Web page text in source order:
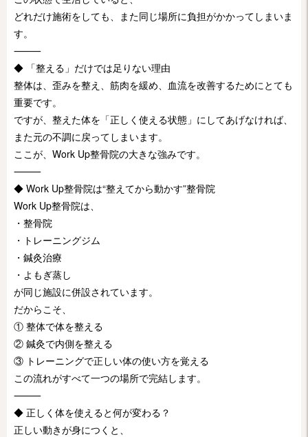
どれだけ施術をしても、また同じ場所に負担がかかってしまいま
す。
⸻
◆ 「整える」だけでは足りない理由
整体は、歪みを整え、筋肉を緩め、血流を改善するためにとても
重要です。
ですが、整えた体を「正しく使える状態」にしてあげなければ、
また元の不調に戻ってしまいます。
ここが、Work Up整骨院の大きな強みです。
⸻
◆ Work Up整骨院は“整えてから動かす”整骨院
Work Up整骨院は、
・整骨院
・トレーニングジム
・鍼灸治療
・よもぎ蒸し
が同じ施設に併設されています。
だからこそ、
① 整体で体を整える
② 鍼灸で内側を整える
③ トレーニングで正しい体の使い方を覚える
この流れがすべて一つの場所で完結します。
⸻
◆ 正しく体を使えると何が変わる？
正しい動きが身につくと、